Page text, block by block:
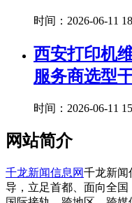
时间：2026-06-11
西安打印机
服务商选型
时间：2026-06-11
网站简介
千龙新闻信息网千龙新闻
导，立足首都、面向全